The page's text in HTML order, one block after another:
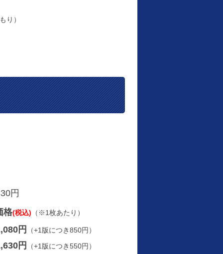
り）
円
格(税込) （※1枚あたり）
円 （+1版につき850円）
円 （+1版につき550円）